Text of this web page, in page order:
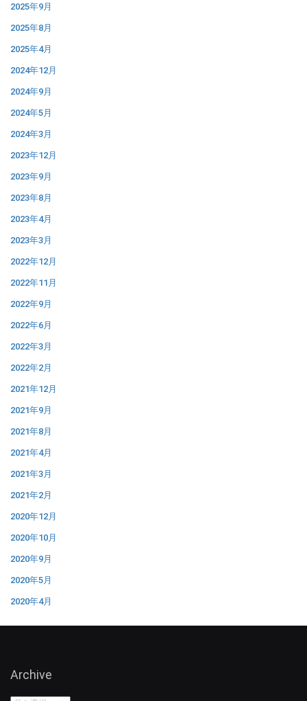
2025年9月
2025年8月
2025年4月
2024年12月
2024年9月
2024年5月
2024年3月
2023年12月
2023年9月
2023年8月
2023年4月
2023年3月
2022年12月
2022年11月
2022年9月
2022年6月
2022年3月
2022年2月
2021年12月
2021年9月
2021年8月
2021年4月
2021年3月
2021年2月
2020年12月
2020年10月
2020年9月
2020年5月
2020年4月
Archive